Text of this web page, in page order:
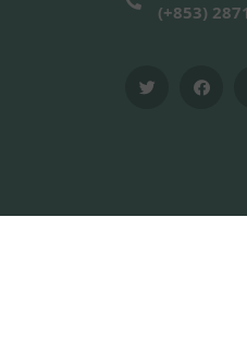
(+853)